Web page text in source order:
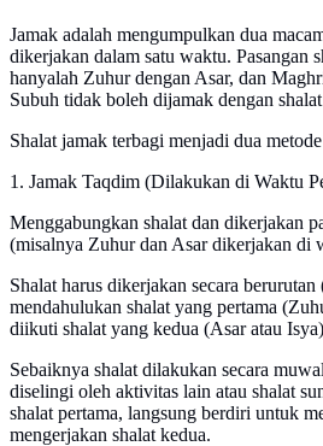
Jamak adalah mengumpulkan dua
dikerjakan dalam satu waktu. Pasangan
hanyalah Zuhur dengan Asar, dan
Subuh tidak boleh dijamak dengan
Shalat jamak terbagi menjadi dua
1. Jamak Taqdim (Dilakukan di Waktu
Menggabungkan shalat dan dikerjakan
(misalnya Zuhur dan Asar dikerjakan di
Shalat harus dikerjakan secara
mendahulukan shalat yang pertama
diikuti shalat yang kedua (Asar atau
Sebaiknya shalat dilakukan secara
diselingi oleh aktivitas lain atau shalat
shalat pertama, langsung berdiri untuk
mengerjakan shalat kedua.